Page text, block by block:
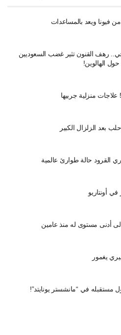
فيونا ويعد بالمساعدات
رهف القنون تثير غضب السعوديين
الهالوين!
بعد الزلزال الكبير
القرود حالة طوارئ عالمية
في أونتاريو
أدنى مستوى له منذ عامين
يغمور
مستقبله في “مانشستر يونايتد”!